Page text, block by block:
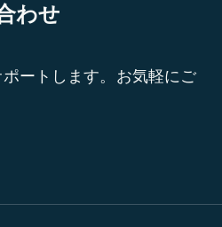
わせ
ートします。お気軽にご